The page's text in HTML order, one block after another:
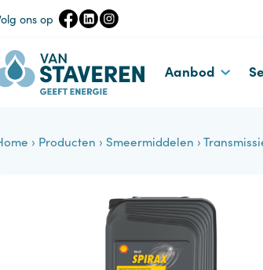
Volg ons op
Aanbod
Home ›Producten›Smeermiddelen›